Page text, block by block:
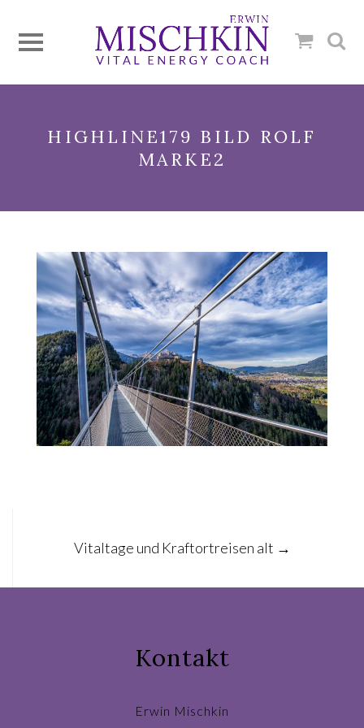
HIGHLINE179 BILD ROLF
MARKE2
navigation
Vitaltage und Kraftortreisen alt →
Kontakt
Erwin Mischkin